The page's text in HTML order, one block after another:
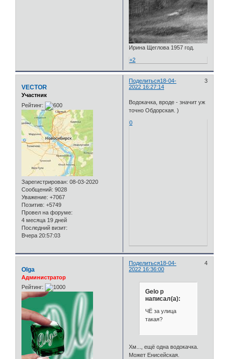
Ирина Щеглова 1957 год.
+2
Поделиться 3
18-04-
2022 16:27:14
VECTOR
Участник
Рейтинг:
Зарегистрирован: 08-03-2020
Сообщений: 9028
Уважение: +7067
Позитив: +5749
Провел на форуме:
4 месяца 19 дней
Последний визит:
Вчера 20:57:03
Водокачка, вроде - значит уж
точно Обдорская. )
0
Поделиться 4
18-04-
2022 16:36:00
Olga
Администратор
Рейтинг:
Gelo p
написал(а):
ЧЁ за улица
такая?
Хм..., ещё одна водокачка.
Может Енисейская.